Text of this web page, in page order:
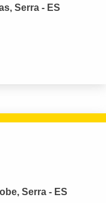
Serra - ES
Serra - ES